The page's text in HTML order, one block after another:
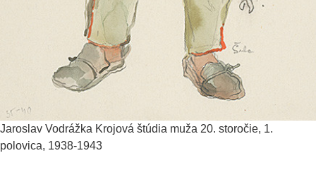
Jaroslav Vodrážka Krojová štúdia muža 20. storočie, 1.
polovica, 1938-1943